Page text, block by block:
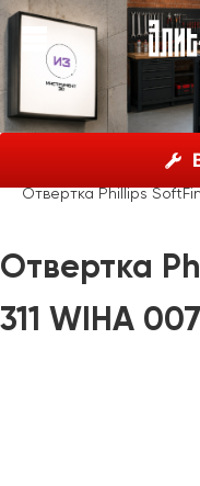
Wiha
Отвертка Phillips
Отвертка
311 WIHA